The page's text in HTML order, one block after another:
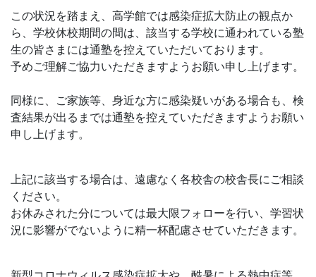
この状況を踏まえ、高学館では感染症拡大防止の観点か
ら、学校休校期間の間は、該当する学校に通われている塾
生の皆さまには通塾を控えていただいております。
予めご理解ご協力いただきますようお願い申し上げます。
同様に、ご家族等、身近な方に感染疑いがある場合も、検
査結果が出るまでは通塾を控えていただきますようお願い
申し上げます。
上記に該当する場合は、遠慮なく各校舎の校舎長にご相談
ください。
お休みされた分については最大限フォローを行い、学習状
況に影響がでないように精一杯配慮させていただきます。